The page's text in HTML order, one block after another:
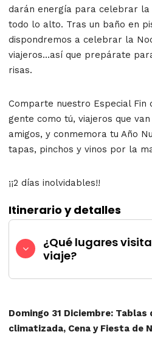
darán energía para celebrar la
todo lo alto. Tras un baño en
dispondremos a celebrar la
viajeros...así que prepárate
risas.
Comparte nuestro Especial Fin
gente como tú, viajeros que
amigos, y conmemora tu Año
tapas, pinchos y vinos por la
¡¡2 días inolvidables!!
Itinerario y detalles
¿Qué lugares
viaje?
Domingo 31 Diciembre: Tablas
climatizada, Cena y Fiesta de